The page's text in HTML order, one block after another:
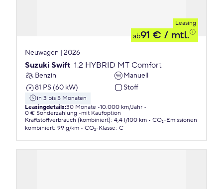
Leasing
ab91 € / mtl.
Neuwagen | 2026
Suzuki Swift 1.2 HYBRID MT Comfort
Benzin
Manuell
81 PS (60 kW)
Stoff
in 3 bis 5 Monaten
Leasingdetails:30 Monate 10.000 km/Jahr
0 € Sonderzahlung
mit Kaufoption
Kraftstoffverbrauch (kombiniert): 4,4 l/100 km
CO₂-Emissionen
kombiniert: 99 g/km CO₂-Klasse: C